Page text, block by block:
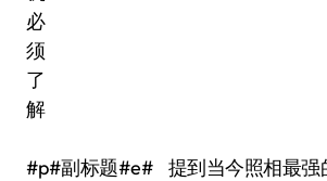
#p#副标题#e# 提到当今照相最强